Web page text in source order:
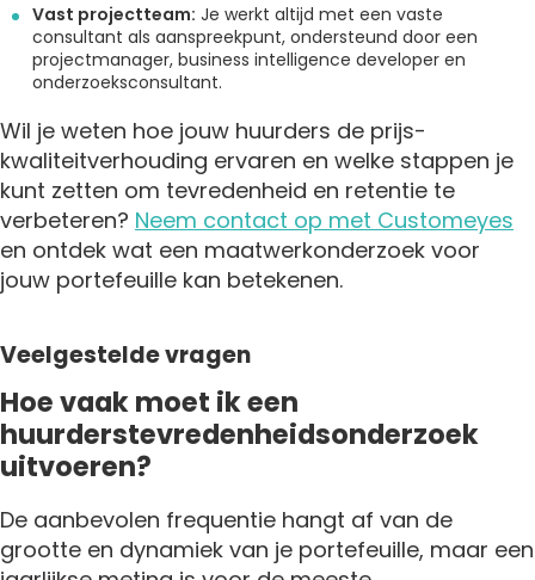
Vast projectteam: Je werkt altijd met een vaste
consultant als aanspreekpunt, ondersteund door een
projectmanager, business intelligence developer en
onderzoeksconsultant.
Wil je weten hoe jouw huurders de prijs-
kwaliteitverhouding ervaren en welke stappen je
kunt zetten om tevredenheid en retentie te
verbeteren? Neem contact op met Customeyes
en ontdek wat een maatwerkonderzoek voor
jouw portefeuille kan betekenen.
Veelgestelde vragen
Hoe vaak moet ik een
huurderstevredenheidsonderzoek
uitvoeren?
De aanbevolen frequentie hangt af van de
grootte en dynamiek van je portefeuille, maar een